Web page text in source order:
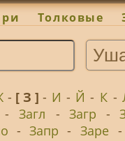
Толковые
- [ З ]- И - Й - К -
- Загл - Загр -
- Запр - Заре -